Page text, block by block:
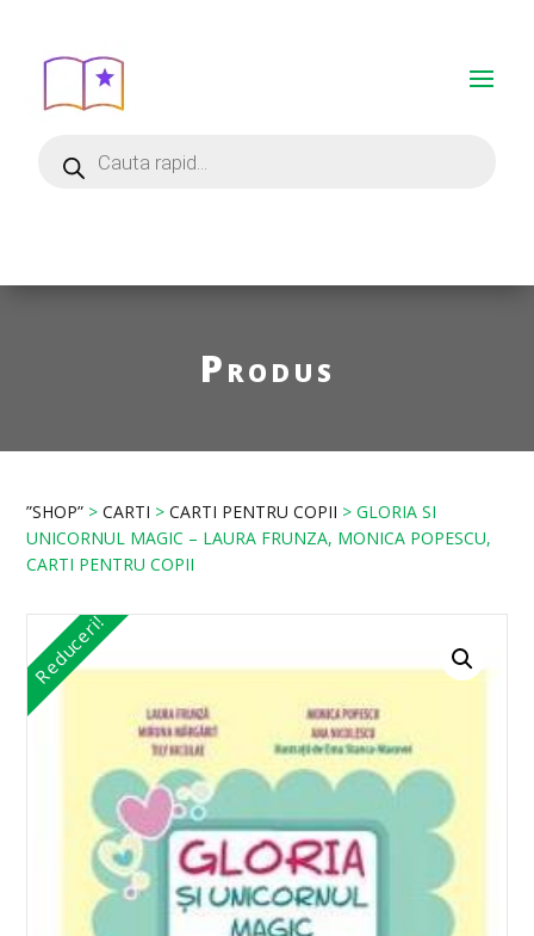
Produs
”SHOP” >CARTI >CARTI PENTRU COPII > GLORIA SI
UNICORNUL MAGIC – LAURA FRUNZA, MONICA POPESCU,
CARTI PENTRU COPII
Reduceri!